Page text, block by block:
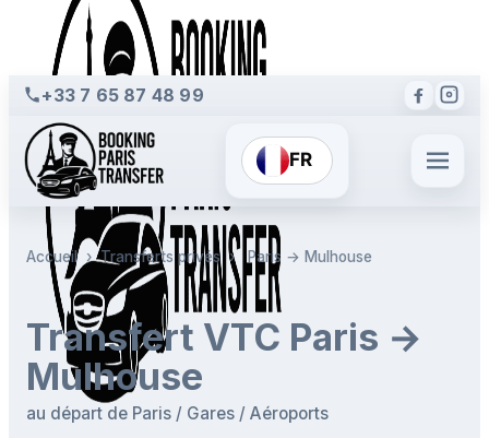
+33 7 65 87 48 99
FR
Accueil › Transferts privés › Paris → Mulhouse
Transfert VTC Paris →
Mulhouse
au départ de Paris / Gares / Aéroports